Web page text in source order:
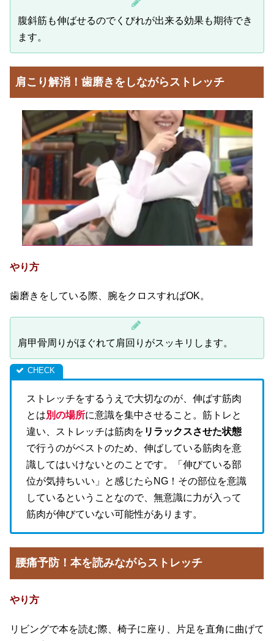
腹斜筋も伸ばせるのでくびれが出来る効果も期待でき
ます。
肩こり解消！歯磨きをしながらストレッチ
やり方
歯磨きをしている際、腕をクロスすればOK。
肩甲骨周りがほぐれて肩回りがスッキリします。
ストレッチをするうえで大切なのが、伸ばす筋肉
とは別の場所に意識を集中させること。筋トレと
違い、ストレッチは筋肉を リラックスさせた状態
で行うのがベストのため、伸ばしている筋肉を意
識してはいけないとのことです。「伸びている部
位が気持ちいい」と感じたらNG！その部位を意識
しているということなので、無意識に力が入って
筋肉が伸びていない可能性があります。
腰痛予防！本を読みながらストレッチ
やり方
リビングで本を読む際、椅子に座り、片足を直角に曲げて